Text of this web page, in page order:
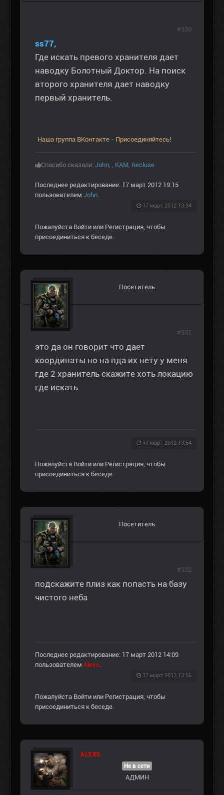
ss77,
Где искать превого хранителя дает
наводку Болотный Доктор. На поиск
второго хранителя дает наводку
первый хранитель.
Наша группа ВКонтакте - Присоединяйтесь!
Спасибо сказали: John KAM Recluse
Последнее редактирование: 17 март 2012 19:15
пользователем John
17 март 2012 13:34
#330
Пожалуйста Войти или Регистрация , чтобы
присоединиться к беседе.
Посетитель
это да он говорит что дает
координаты но на пда их нету у меня
где 2 хранитель скажите хоть локацию
где искать
17 март 2012 13:54
#331
Пожалуйста Войти или Регистрация , чтобы
присоединиться к беседе.
Посетитель
подскажите плиз как попасть на базу
чистого неба
Последнее редактирование: 17 март 2012 14:09
пользователем Alexs
17 март 2012 13:56
#332
Пожалуйста Войти или Регистрация , чтобы
присоединиться к беседе.
ALEXS
Не в сети
АДМИН